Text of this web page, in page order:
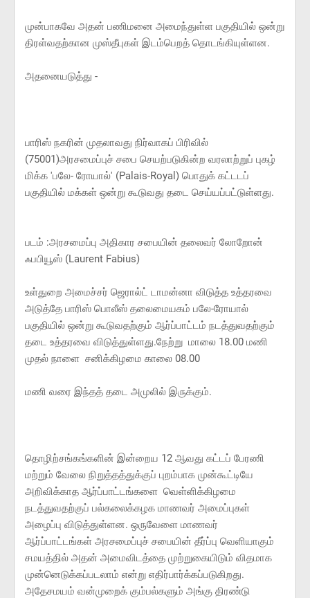
முன்பாகவே அதன் பணிமனை அமைந்துள்ள பகுதியில் ஒன்று
திரள்வதற்கான முஸ்தீபுகள் இடம்பெறத் தொடங்கியுள்ளன.
அதனையடுத்து -
பாரிஸ் நகரின் முதலாவது நிர்வாகப் பிரிவில்
(75001)அரசமைப்புச் சபை செயற்படுகின்ற வரலாற்றுப் புகழ்
மிக்க 'பலே- ரோயால்' (Palais-Royal) பொதுக் கட்டடப்
பகுதியில் மக்கள் ஒன்று கூடுவது தடை செய்யப்பட்டுள்ளது.
படம் :அரசமைப்பு அதிகார சபையின் தலைவர் லோறோன்
ஃபபியூஸ் (Laurent Fabius)
உள்துறை அமைச்சர் ஜெரால்ட் டாமன்னா விடுத்த உத்தரவை
அடுத்தே பாரிஸ் பொலீஸ் தலைமையகம் பலே-ரோயால்
பகுதியில் ஒன்று கூடுவதற்கும் ஆர்ப்பாட்டம் நடத்துவதற்கும்
தடை உத்தரவை விடுத்துள்ளது.நேற்று மாலை 18.00 மணி
முதல் நாளை சனிக்கிழமை காலை 08.00
மணி வரை இந்தத் தடை அமுலில் இருக்கும்.
தொழிற்சங்கங்களின் இன்றைய 12 ஆவது கட்டப் பேரணி
மற்றும் வேலை நிறுத்தத்துக்குப் புறம்பாக முன்கூட்டியே
அறிவிக்காத ஆர்ப்பாட்டங்களை வெள்ளிக்கிழமை
நடத்துவதற்குப் பல்கலைக்கழக மாணவர் அமைப்புகள்
அழைப்பு விடுத்துள்ளன. ஒருவேளை மாணவர்
ஆர்ப்பாட்டங்கள் அரசமைப்புச் சபையின் தீர்ப்பு வெளியாகும்
சமயத்தில் அதன் அமைவிடத்தை முற்றுகையிடும் விதமாக
முன்னெடுக்கப்படலாம் என்று எதிர்பார்க்கப்படுகிறது.
அதேசமயம் வன்முறைக் கும்பல்களும் அங்கு திரண்டு